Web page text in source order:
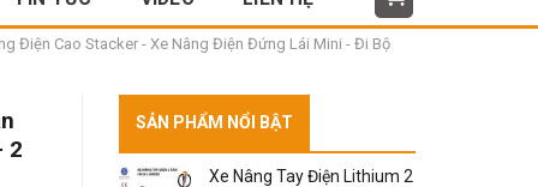
Điện Cao Stacker - Xe Nâng Điện Đứng Lái Mini - Đi Bộ
2
SẢN PHẨM NỔI BẬT
Xe Nâng Tay Điện Lithium 2